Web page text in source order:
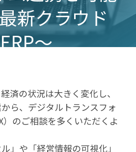
新クラウド
ERP～
済の状況は大きく変化し、
ら、デジタルトランスフォ
）のご相談を多くいただくよ
」や「経営情報の可視化」